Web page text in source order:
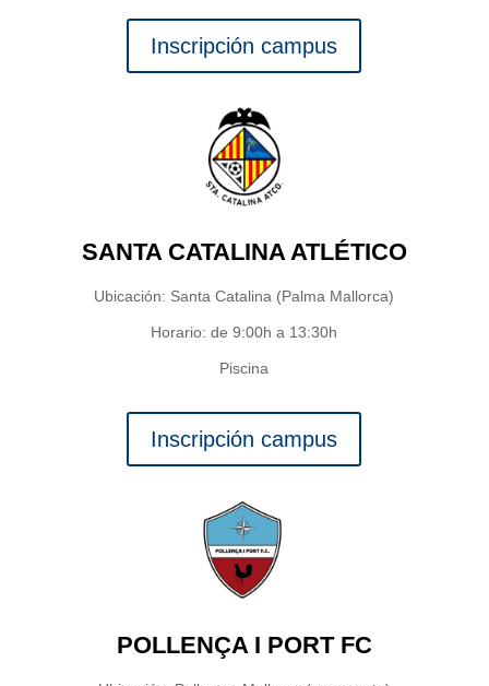
Inscripción campus
SANTA CATALINA ATLÉTICO
Ubicación: Santa Catalina (Palma Mallorca)
Horario: de 9:00h a 13:30h
Piscina
Inscripción campus
POLLENÇA I PORT FC